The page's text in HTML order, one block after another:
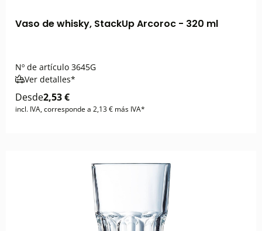
Vaso de whisky, StackUp Arcoroc - 320 ml
Nº de artículo 3645G
Ver detalles*
Desde2,53 €
incl. IVA, corresponde a 2,13 € más IVA*